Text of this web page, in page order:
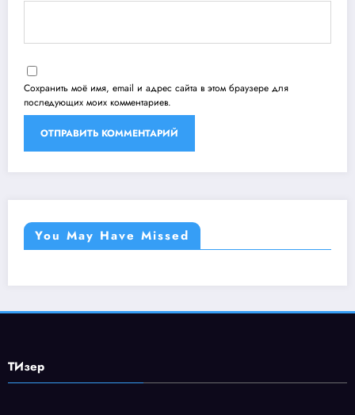
Сохранить моё имя, email и адрес сайта в этом браузере для
последующих моих комментариев.
You May Have Missed
ТИзер